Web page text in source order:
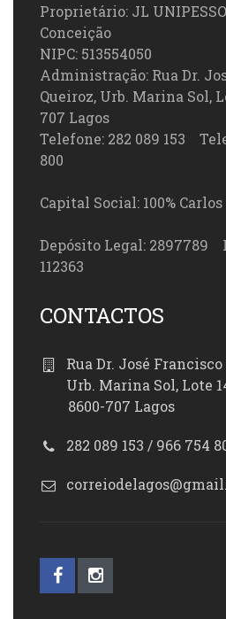
Proprietário: JL
Conceição
NIPC: 513554050
Administração: Rua Dr.
Queiroz, Urb. Marina Sol,
707 Lagos
Telefone: 282 089 153
800
Capital Social: 100%
Depósito Legal: 2897789
112363
CONTACTOS
Rua Dr. José
Urb. Marina Sol, Lote
8600-707 Lagos
282 089 153 / 966 754